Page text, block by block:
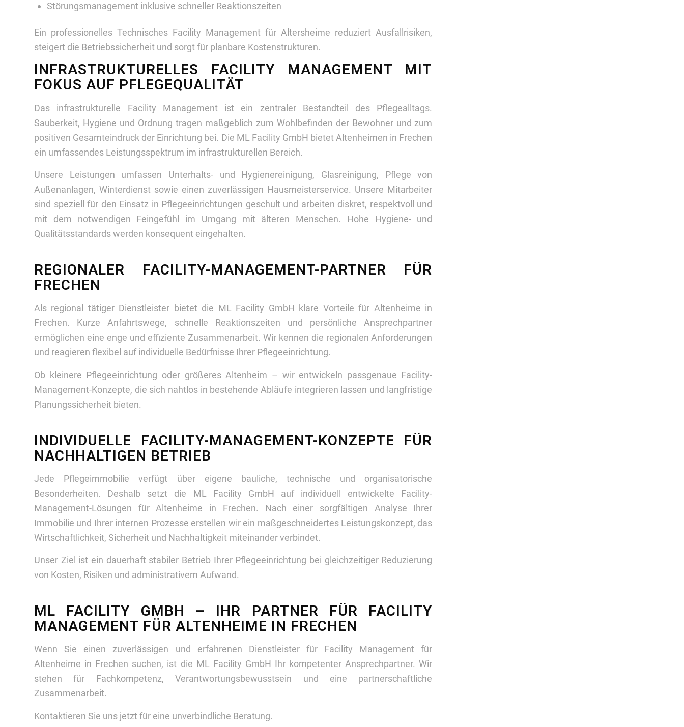
Störungsmanagement inklusive schneller Reaktionszeiten
Ein professionelles Technisches Facility Management für Altersheime reduziert Ausfallrisiken,
steigert die Betriebssicherheit und sorgt für planbare Kostenstrukturen.
INFRASTRUKTURELLES FACILITY MANAGEMENT MIT
FOKUS AUF PFLEGEQUALITÄT
Das infrastrukturelle Facility Management ist ein zentraler Bestandteil des Pflegealltags.
Sauberkeit, Hygiene und Ordnung tragen maßgeblich zum Wohlbefinden der Bewohner und zum
positiven Gesamteindruck der Einrichtung bei. Die ML Facility GmbH bietet Altenheimen in Frechen
ein umfassendes Leistungsspektrum im infrastrukturellen Bereich.
Unsere Leistungen umfassen Unterhalts- und Hygienereinigung, Glasreinigung, Pflege von
Außenanlagen, Winterdienst sowie einen zuverlässigen Hausmeisterservice. Unsere Mitarbeiter
sind speziell für den Einsatz in Pflegeeinrichtungen geschult und arbeiten diskret, respektvoll und
mit dem notwendigen Feingefühl im Umgang mit älteren Menschen. Hohe Hygiene- und
Qualitätsstandards werden konsequent eingehalten.
REGIONALER FACILITY-MANAGEMENT-PARTNER FÜR
FRECHEN
Als regional tätiger Dienstleister bietet die ML Facility GmbH klare Vorteile für Altenheime in
Frechen. Kurze Anfahrtswege, schnelle Reaktionszeiten und persönliche Ansprechpartner
ermöglichen eine enge und effiziente Zusammenarbeit. Wir kennen die regionalen Anforderungen
und reagieren flexibel auf individuelle Bedürfnisse Ihrer Pflegeeinrichtung.
Ob kleinere Pflegeeinrichtung oder größeres Altenheim – wir entwickeln passgenaue Facility-
Management-Konzepte, die sich nahtlos in bestehende Abläufe integrieren lassen und langfristige
Planungssicherheit bieten.
INDIVIDUELLE FACILITY-MANAGEMENT-KONZEPTE FÜR
NACHHALTIGEN BETRIEB
Jede Pflegeimmobilie verfügt über eigene bauliche, technische und organisatorische
Besonderheiten. Deshalb setzt die ML Facility GmbH auf individuell entwickelte Facility-
Management-Lösungen für Altenheime in Frechen. Nach einer sorgfältigen Analyse Ihrer
Immobilie und Ihrer internen Prozesse erstellen wir ein maßgeschneidertes Leistungskonzept, das
Wirtschaftlichkeit, Sicherheit und Nachhaltigkeit miteinander verbindet.
Unser Ziel ist ein dauerhaft stabiler Betrieb Ihrer Pflegeeinrichtung bei gleichzeitiger Reduzierung
von Kosten, Risiken und administrativem Aufwand.
ML FACILITY GMBH – IHR PARTNER FÜR FACILITY
MANAGEMENT FÜR ALTENHEIME IN FRECHEN
Wenn Sie einen zuverlässigen und erfahrenen Dienstleister für Facility Management für
Altenheime in Frechen suchen, ist die ML Facility GmbH Ihr kompetenter Ansprechpartner. Wir
stehen für Fachkompetenz, Verantwortungsbewusstsein und eine partnerschaftliche
Zusammenarbeit.
Kontaktieren Sie uns jetzt für eine unverbindliche Beratung.